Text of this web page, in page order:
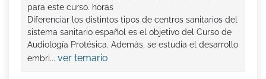
para este curso. horas
Diferenciar los distintos tipos de centros sanitarios del
sistema sanitario español es el objetivo del Curso de
Audiología Protésica. Además, se estudia el desarrollo
embri... ver temario